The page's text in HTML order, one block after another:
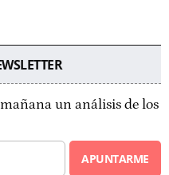
un análisis de los
APUNTARME